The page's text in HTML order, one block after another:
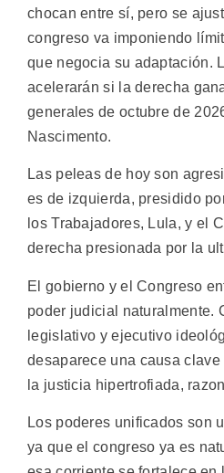
chocan entre sí, pero se
congreso va imponiendo
que negocia su adaptación.
acelerarán si la derecha
generales de octubre de
Nascimento.
Las peleas de hoy son
es de izquierda, presidido
los Trabajadores, Lula, y el
derecha presionada por la
El gobierno y el Congreso
poder judicial naturalmente.
legislativo y ejecutivo
desaparece una causa
la justicia hipertrofiada,
Los poderes unificados son
ya que el congreso ya es